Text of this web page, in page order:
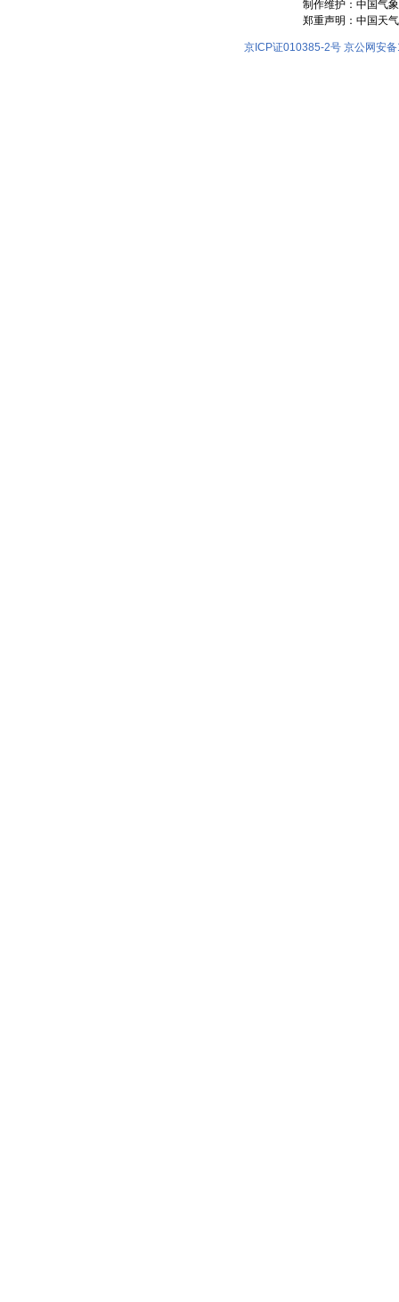
制作维护：中国气
郑重声明：中国天
京ICP证010385-2号 京公网安